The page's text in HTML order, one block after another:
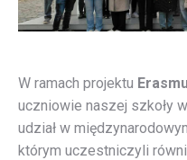
W ramach projektu
uczniowie naszej szkoły
udział w
którym uczestniczyli